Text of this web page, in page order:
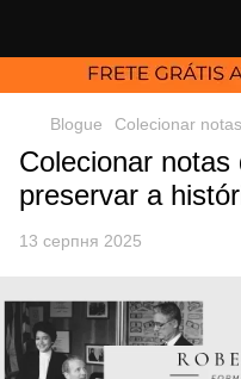
Blogue Colecionar
Colecionar
preservar a
13 серпня 2025